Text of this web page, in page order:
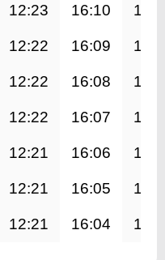
12:23 16:10
12:22 16:09
12:22 16:08
12:22 16:07
12:21 16:06
12:21 16:05
12:21 16:04